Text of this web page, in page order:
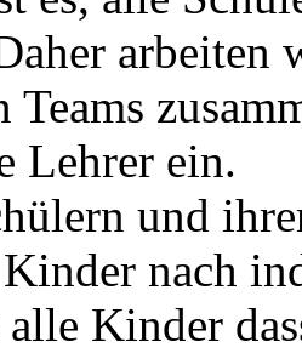
arbeiten
Teams
Lehrer ein.
und
nach
Kinder